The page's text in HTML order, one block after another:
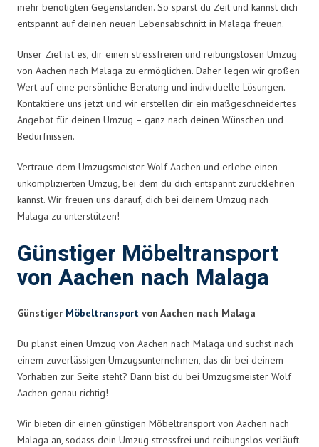
mehr benötigten Gegenständen. So sparst du Zeit und kannst dich
entspannt auf deinen neuen Lebensabschnitt in Malaga freuen.
Unser Ziel ist es, dir einen stressfreien und reibungslosen Umzug
von Aachen nach Malaga zu ermöglichen. Daher legen wir großen
Wert auf eine persönliche Beratung und individuelle Lösungen.
Kontaktiere uns jetzt und wir erstellen dir ein maßgeschneidertes
Angebot für deinen Umzug – ganz nach deinen Wünschen und
Bedürfnissen.
Vertraue dem Umzugsmeister Wolf Aachen und erlebe einen
unkomplizierten Umzug, bei dem du dich entspannt zurücklehnen
kannst. Wir freuen uns darauf, dich bei deinem Umzug nach
Malaga zu unterstützen!
Günstiger Möbeltransport
von Aachen nach Malaga
Günstiger Möbeltransport von Aachen nach Malaga
Du planst einen Umzug von Aachen nach Malaga und suchst nach
einem zuverlässigen Umzugsunternehmen, das dir bei deinem
Vorhaben zur Seite steht? Dann bist du bei Umzugsmeister Wolf
Aachen genau richtig!
Wir bieten dir einen günstigen Möbeltransport von Aachen nach
Malaga an, sodass dein Umzug stressfrei und reibungslos verläuft.